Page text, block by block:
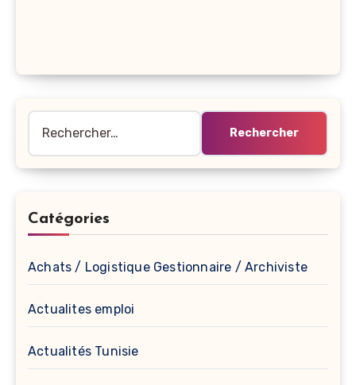
Catégories
Achats / Logistique Gestionnaire / Archiviste
Actualites emploi
Actualités Tunisie